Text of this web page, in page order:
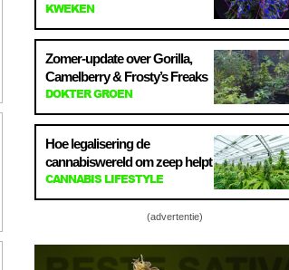
KWEKEN
Zomer-update over Gorilla,
Camelberry & Frosty’s Freaks
DOKTER GROEN
Hoe legalisering de
cannabiswereld om zeep helpt
CANNABIS LIFESTYLE
(advertentie)